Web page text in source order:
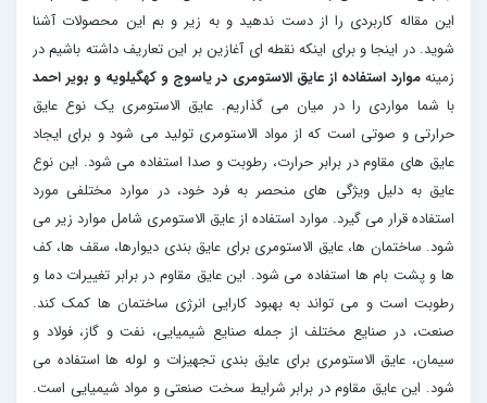
این مقاله کاربردی را از دست ندهید و به زیر و بم این محصولات آشنا
شوید. در اینجا و برای اینکه نقطه ای آغازین بر این تعاریف داشته باشیم در
زمینهموارد استفاده از عایق الاستومری در یاسوج و کهگیلویه و بویر احمد
با شما مواردی را در میان می گذاریم. عایق الاستومری یک نوع عایق
حرارتی و صوتی است که از مواد الاستومری تولید می شود و برای ایجاد
عایق های مقاوم در برابر حرارت، رطوبت و صدا استفاده می شود. این نوع
عایق به دلیل ویژگی های منحصر به فرد خود، در موارد مختلفی مورد
استفاده قرار می گیرد. موارد استفاده از عایق الاستومری شامل موارد زیر می
شود. ساختمان ها، عایق الاستومری برای عایق بندی دیوارها، سقف ها، کف
ها و پشت بام ها استفاده می شود. این عایق مقاوم در برابر تغییرات دما و
رطوبت است و می تواند به بهبود کارایی انرژی ساختمان ها کمک کند.
صنعت، در صنایع مختلف از جمله صنایع شیمیایی، نفت و گاز، فولاد و
سیمان، عایق الاستومری برای عایق بندی تجهیزات و لوله ها استفاده می
شود. این عایق مقاوم در برابر شرایط سخت صنعتی و مواد شیمیایی است.